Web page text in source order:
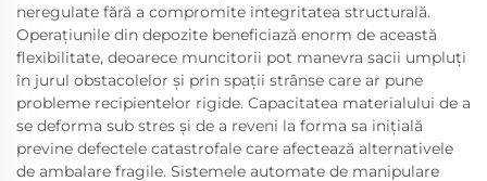
neregulate fără a compromite integritatea structurală.
Operațiunile din depozite beneficiază enorm de această
flexibilitate, deoarece muncitorii pot manevra sacii umpluți
în jurul obstacolelor și prin spații strânse care ar pune
probleme recipientelor rigide. Capacitatea materialului de a
se deforma sub stres și de a reveni la forma sa inițială
previne defectele catastrofale care afectează alternativele
de ambalare fragile. Sistemele automate de manipulare